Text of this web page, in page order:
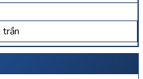
trần